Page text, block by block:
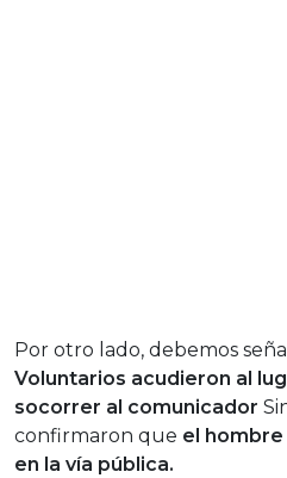
Por otro lado, debemos
Voluntarios acudieron al
socorrer al comunicador
confirmaron que el
en la vía pública.